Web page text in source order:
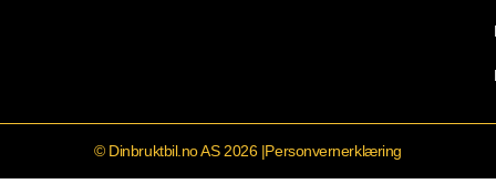
© Dinbruktbil.no AS 2026 |Personvernerklæring